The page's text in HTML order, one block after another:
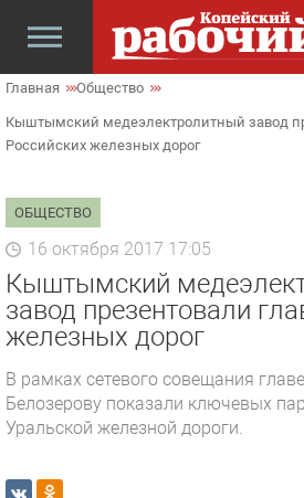
Главная Общество
Кыштымский медеэлектролитный завод
Российских железных дорог
ОБЩЕСТВО
16 октября 2017 17:05
Кыштымский
завод презентовали
железных дорог
В рамках сетевого совещания
Белозерову показали ключевых
Уральской железной дороги.